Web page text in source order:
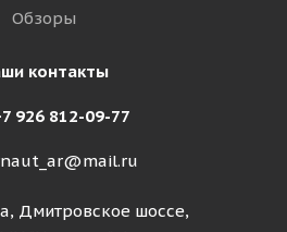
Обзоры
контакты
926 812-09-77
Дмитровское шоссе,